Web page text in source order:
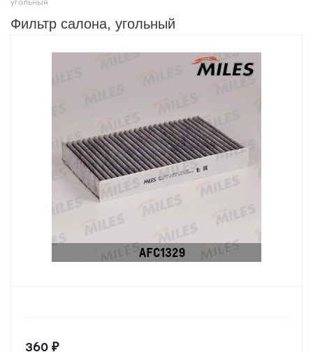
угольный
Фильтр салона, угольный
360 ₽